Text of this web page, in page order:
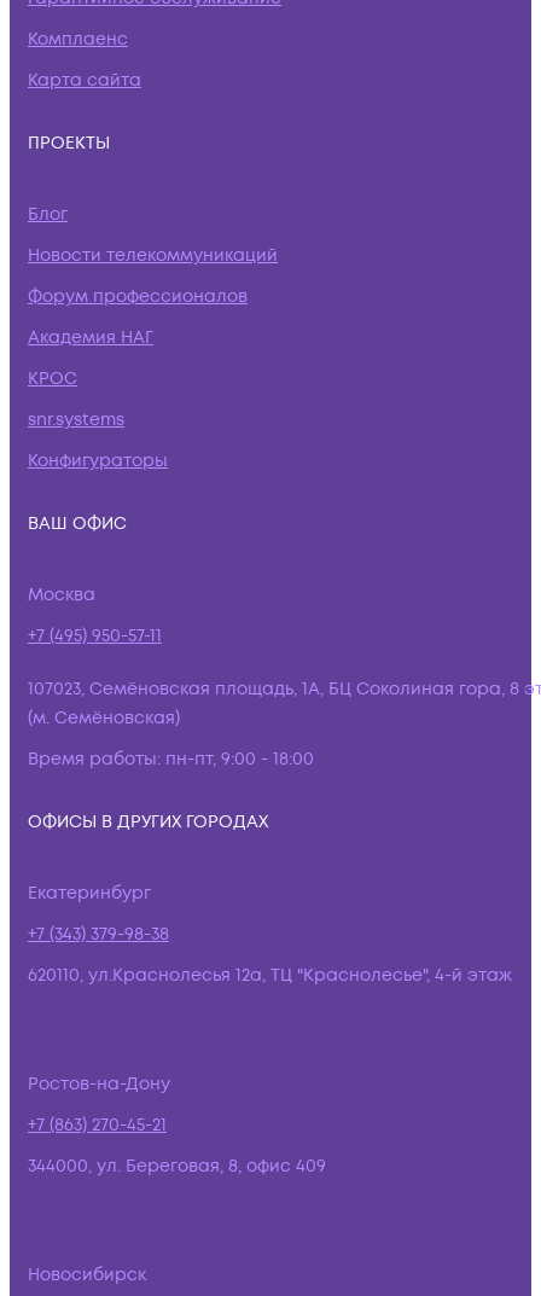
Комплаенс
Карта сайта
ПРОЕКТЫ
Блог
Новости телекоммуникаций
Форум профессионалов
Академия НАГ
КРОС
snr.systems
Конфигураторы
ВАШ ОФИС
Москва
+7 (495) 950-57-11
107023, Семёновская площадь, 1А, БЦ Соколиная гора, 8
(м. Семёновская)
Время работы: пн-пт, 9:00 - 18:00
ОФИСЫ В ДРУГИХ ГОРОДАХ
Екатеринбург
+7 (343) 379-98-38
620110, ул.Краснолесья 12а, ТЦ "Краснолесье", 4-й этаж
Ростов-на-Дону
+7 (863) 270-45-21
344000, ул. Береговая, 8, офис 409
Новосибирск